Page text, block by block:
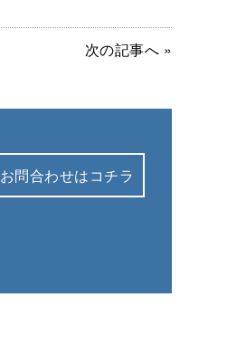
次の記事へ »
お問合わせはコチラ